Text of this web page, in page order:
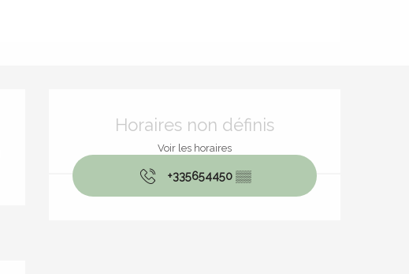
Ouverture et coordonnées
Horaires non définis
Voir les horaires
+335654450 ▒▒